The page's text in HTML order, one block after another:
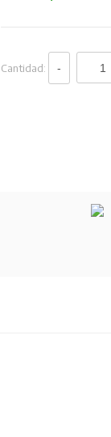
Cantidad: